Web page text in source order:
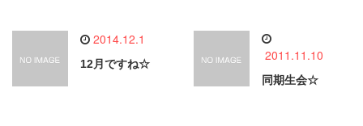
2014.12.1
12月ですね☆
2011.11.10
同期生会☆